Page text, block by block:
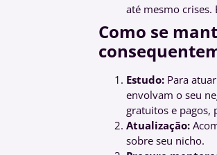
até mesmo crises.
Como se
Estudo: Para
envolvam o seu
gratuitos e pagos,
Atualização:
sobre seu nicho.